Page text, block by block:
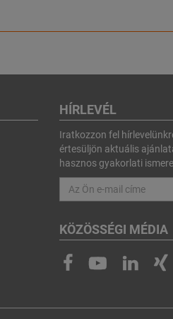
HÍRLEVÉL
Iratkozzon fel
értesüljön aktuális
hasznos gyakorlati
KÖZÖSSÉGI MÉDIA